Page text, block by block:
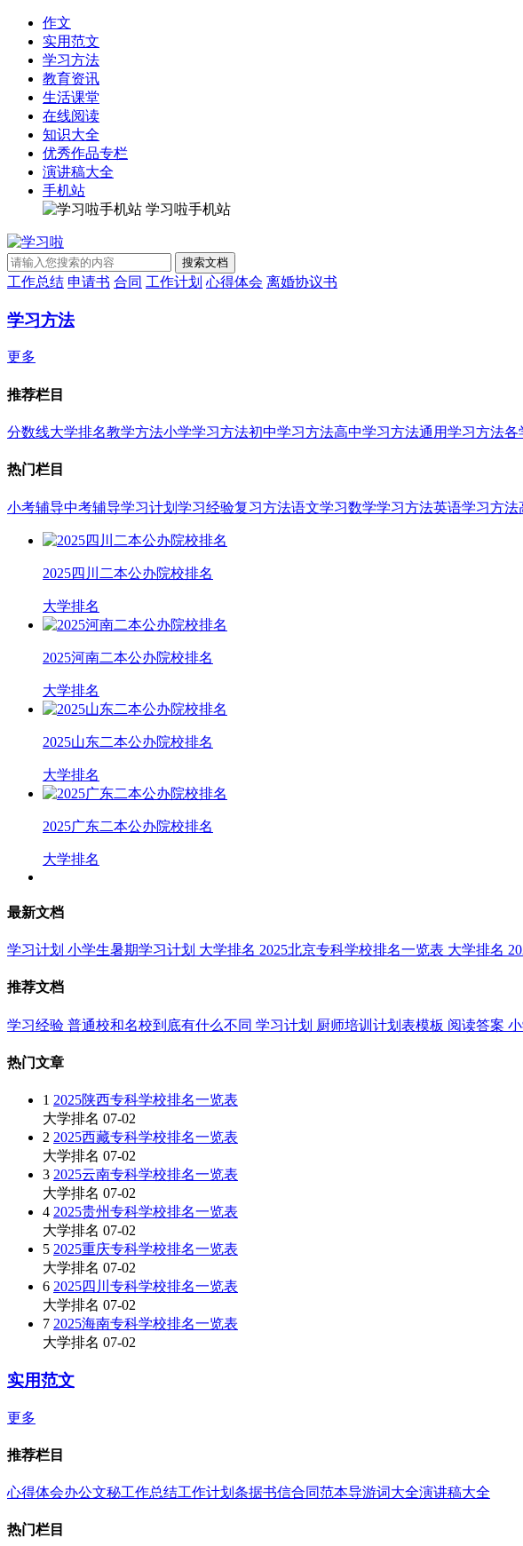
作文
实用范文
学习方法
教育资讯
生活课堂
在线阅读
知识大全
优秀作品专栏
演讲稿大全
手机站
学习啦手机站
工作总结 申请书 合同 工作计划 心得体会 离婚协议书
学习方法
更多
推荐栏目
分数线大学排名教学方法小学学习方法初中学习方法高中学习方法通用学习方法各
热门栏目
小考辅导中考辅导学习计划 学习经验复习方法语文学习数学学习方法英语学习方法
2025四川二本公办院校排名
大学排名
2025河南二本公办院校排名
大学排名
2025山东二本公办院校排名
大学排名
2025广东二本公办院校排名
大学排名
最新文档
学习计划 小学生暑期学习计划 大学排名 2025北京专科学校排名一览表 大学排名
推荐文档
学习经验 普通校和名校到底有什么不同 学习计划 厨师培训计划表模板 阅读答案
热门文章
1 2025陕西专科学校排名一览表
大学排名 07-02
2 2025西藏专科学校排名一览表
大学排名 07-02
3 2025云南专科学校排名一览表
大学排名 07-02
4 2025贵州专科学校排名一览表
大学排名 07-02
5 2025重庆专科学校排名一览表
大学排名 07-02
6 2025四川专科学校排名一览表
大学排名 07-02
7 2025海南专科学校排名一览表
大学排名 07-02
实用范文
更多
推荐栏目
心得体会办公文秘工作总结工作计划 条据书信合同范本导游词大全演讲稿大全
热门栏目